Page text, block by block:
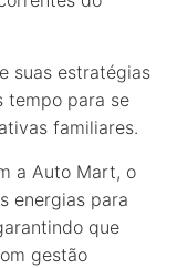
suas estratégias
tempo para se
familiares.
a Auto Mart, o
energias para
que
gestão